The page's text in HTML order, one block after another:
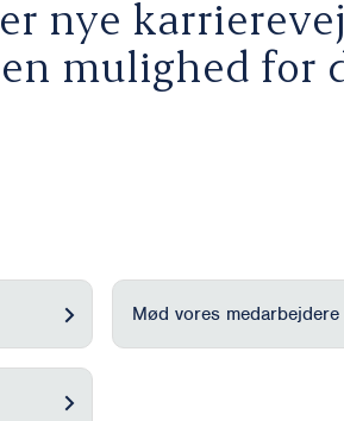
nye
mulighed for
Mød vores medarbejdere